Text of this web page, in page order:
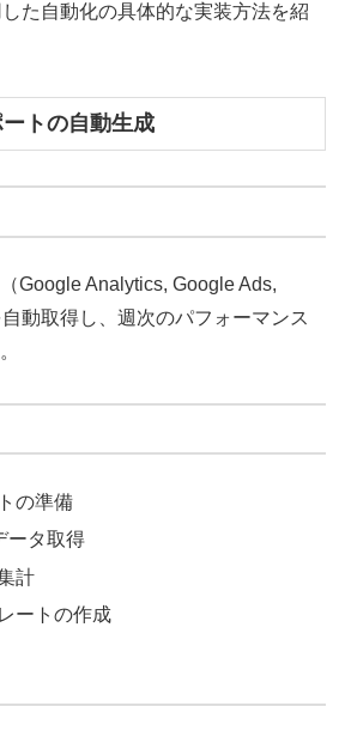
た自動化の具体的な実装方法を紹
トの自動生成
Google Analytics, Google Ads,
動取得し、週次のパフォーマンス
の準備
ータ取得
計
ートの作成